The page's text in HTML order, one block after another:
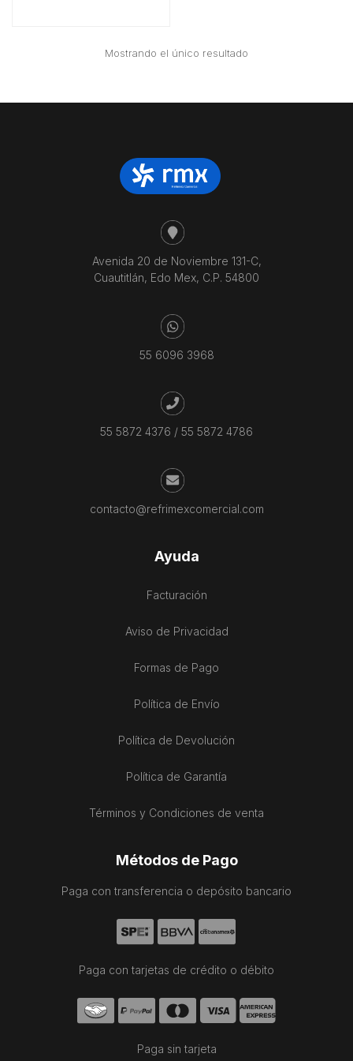
Mostrando el único resultado
Avenida 20 de Noviembre 131-C,
Cuautitlán, Edo Mex, C.P. 54800
55 6096 3968
55 5872 4376 / 55 5872 4786
contacto@refrimexcomercial.com
Ayuda
Facturación
Aviso de Privacidad
Formas de Pago
Política de Envío
Política de Devolución
Política de Garantía
Términos y Condiciones de venta
Métodos de Pago
Paga con transferencia o depósito bancario
Paga con tarjetas de crédito o débito
Paga sin tarjeta